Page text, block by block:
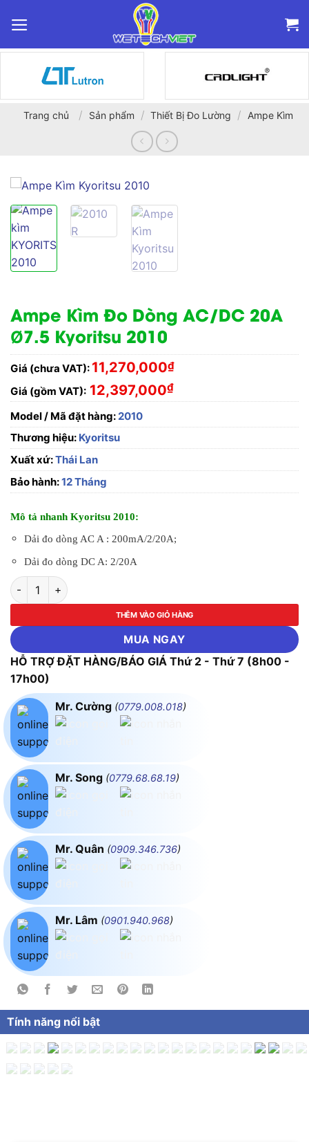
qua
Trang chủ / Sản phẩm / Thiết Bị Đo Lường / Ampe Kìm
Ampe Kìm Đo Dòng AC/DC 20A
Ø7.5 Kyoritsu 2010
Giá (chưa VAT): 11,270,000₫
Giá (gồm VAT): 12,397,000₫
Model / Mã đặt hàng:2010
Thương hiệu: Kyoritsu
Xuất xứ:Thái Lan
Bảo hành:12 Tháng
Mô tả nhanh Kyoritsu 2010:
Dải đo dòng AC A : 200mA/2/20A;
Dải đo dòng DC A: 2/20A
Ampe Kìm Đo Dòng AC/DC 20A Ø7.5 Kyoritsu 2010 số lượng
THÊM VÀO GIỎ HÀNG
MUA NGAY
HỖ TRỢ ĐẶT HÀNG/BÁO GIÁ Thứ 2 - Thứ 7 (8h00 -
17h00)
Mr. Cường (0779.008.018)
Mr. Song (0779.68.68.19)
Mr. Quân (0909.346.736)
Mr. Lâm (0901.940.968)
Tính năng nổi bật